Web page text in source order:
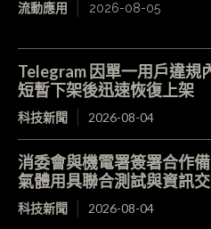
流動應用 2026-08-05
Telegram 因單一用戶違規
短暫下架後迅速恢復上架
科技新聞 2026-08-04
消委會與機電署簽署合作
氣體用具聯合測試與資訊
科技新聞 2026-08-04